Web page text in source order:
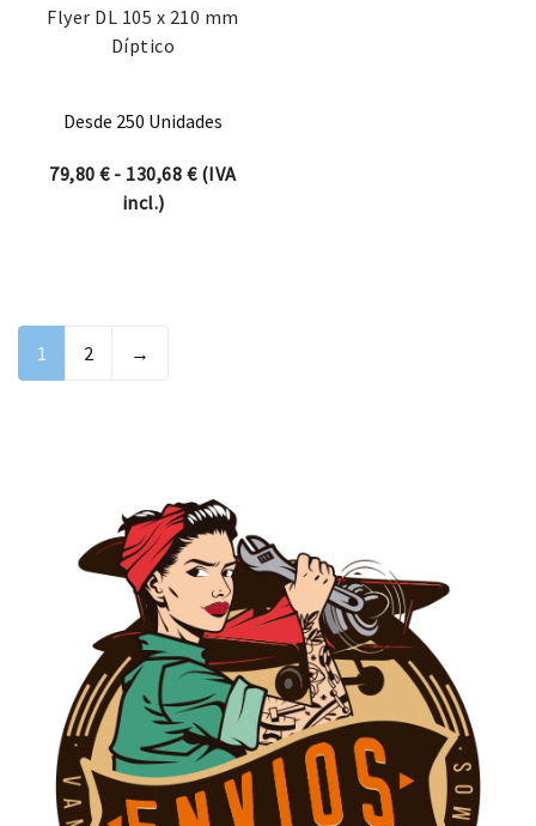
Flyer DL 105 x 210 mm
Díptico
Desde 250 Unidades
79,80€ - 130,68 €Rango de precios: desde 79,80 € hasta
(IVA
incl.)
1 2 →